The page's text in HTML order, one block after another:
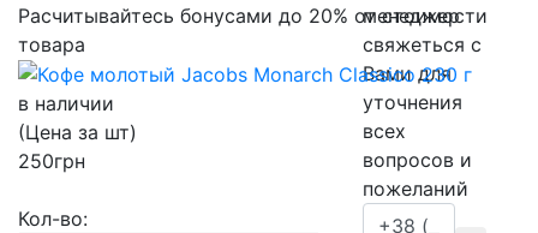
менеджер
свяжеться с
Вами для
уточнения
всех
вопросов и
пожеланий
Расчитывайтесь бонусами до 20% от стоимости
товара
в наличии
(Цена за шт)
250грн
Кол-во: